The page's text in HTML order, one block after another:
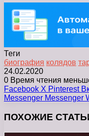
Теги
биография колядов
24.02.2020
0 Время чтения
Facebook X Pinterest
Messenger Messenger
ПОХОЖИЕ